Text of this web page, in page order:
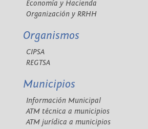
Economía y Hacienda
Organización y RRHH
Organismos
CIPSA
REGTSA
Municipios
Información Municipal
ATM técnica a municipios
ATM jurídica a municipios